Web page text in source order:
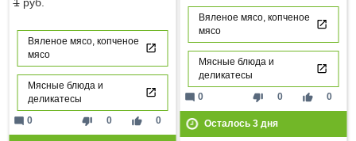
1руб.
Вяленое мясо, копченое
мясо
Мясные блюда и
деликатесы
thumb_down 0 thumb_up 0
mode_comment 0
Вяленое мясо, копченое
мясо
Мясные блюда и
деликатесы
thumb_down 0 thumb_up 0
mode_comment 0
Осталось 3дня